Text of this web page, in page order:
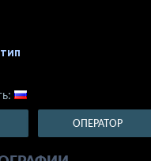
тип
ОПЕРАТОР